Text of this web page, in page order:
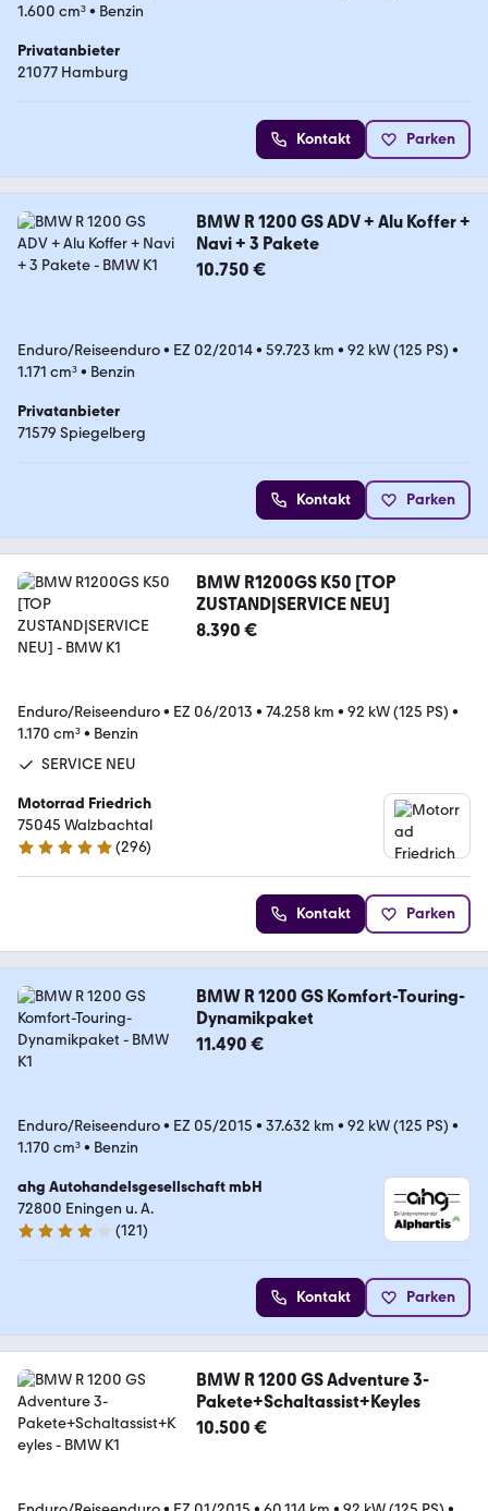
1.600 cm³• Benzin
Privatanbieter
21077 Hamburg
Kontakt Parken
BMW R 1200 GS ADV + Alu Koffer +
Navi + 3 Pakete
10.750 €
Enduro/Reiseenduro• EZ 02/2014• 59.723 km • 92 kW (125 PS) •
1.171 cm³• Benzin
Privatanbieter
71579 Spiegelberg
Kontakt Parken
BMW R1200GS K50 [TOP
ZUSTAND|SERVICE NEU]
8.390 €
Enduro/Reiseenduro• EZ 06/2013 • 74.258 km • 92 kW (125 PS) •
1.170 cm³• Benzin
SERVICE NEU
Motorrad Friedrich
75045 Walzbachtal
4.8 Sterne
(296)
Kontakt Parken
BMW R 1200 GS Komfort-Touring-
Dynamikpaket
11.490 €
Enduro/Reiseenduro• EZ 05/2015 • 37.632 km • 92 kW (125 PS) •
1.170 cm³• Benzin
ahg Autohandelsgesellschaft mbH
72800 Eningen u. A.
4.2 Sterne
(121)
Kontakt Parken
BMW R 1200 GS Adventure 3-
Pakete+Schaltassist+Keyles
10.500 €